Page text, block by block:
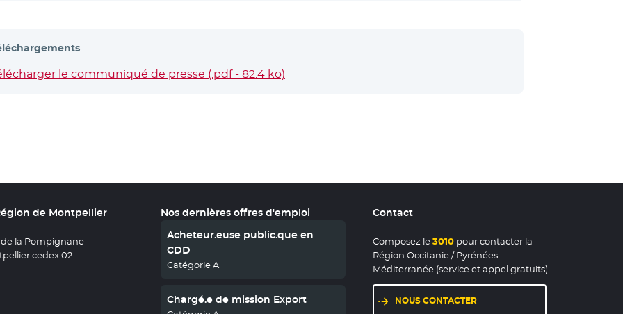
le communiqué de presse (.pdf - 82.4 ko)
de Montpellier
de la Pompignane
cedex 02
Nos dernières offres d'emploi
Acheteur.euse public.que en
CDD
Catégorie A
Chargé.e de mission Export
Contact
Composez le3010pour contacter la
Région Occitanie / Pyrénées-
Méditerranée (service et appel gratuits)
NOUS CONTACTER